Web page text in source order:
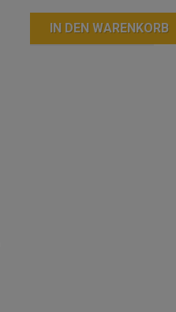
IN DEN WARENKORB